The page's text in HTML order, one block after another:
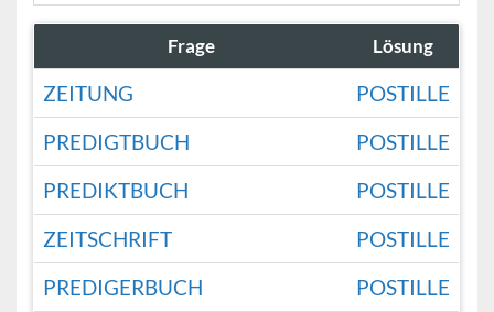
Frage Lösung
ZEITUNG
POSTILLE
PREDIGTBUCH
POSTILLE
PREDIKTBUCH
POSTILLE
ZEITSCHRIFT
POSTILLE
PREDIGERBUCH
POSTILLE